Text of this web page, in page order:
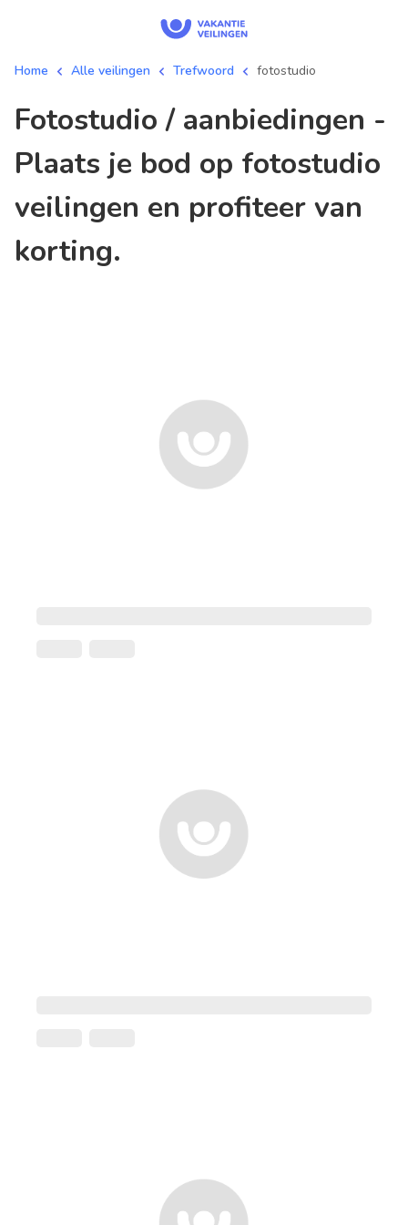
Home Alle veilingen Trefwoord fotostudio
fotostudio / aanbiedingen -
Plaats je bod op fotostudio
veilingen en profiteer van
korting.